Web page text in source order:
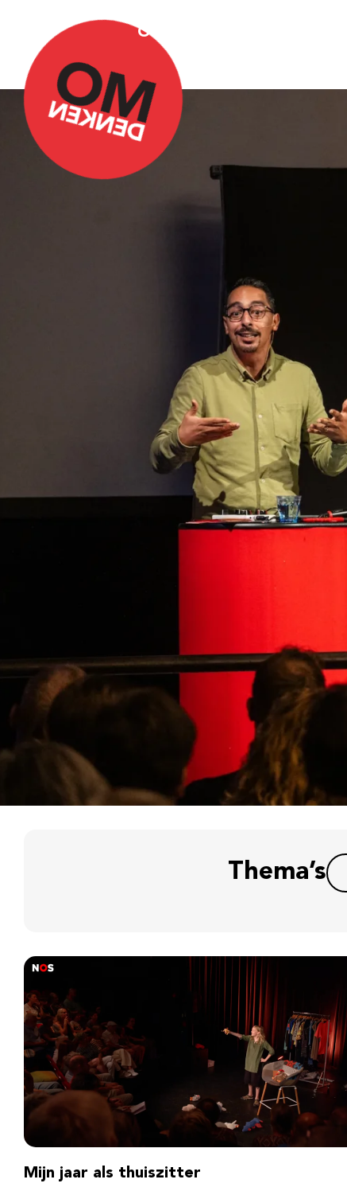
Over Omdenken
Thema’s
Mijn jaar als thuiszitter